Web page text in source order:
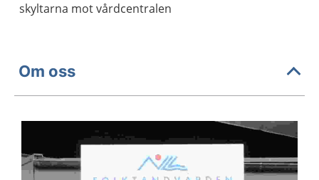
skyltarna mot vårdcentralen
Om oss